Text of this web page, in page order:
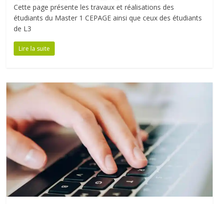
Cette page présente les travaux et réalisations des
étudiants du Master 1 CEPAGE ainsi que ceux des étudiants
de L3
Lire la suite